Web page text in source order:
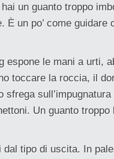
un guanto troppo
È un po’ come guidare
espone le mani a urti,
toccare la roccia, il
Un guanto
dal tipo di uscita. In